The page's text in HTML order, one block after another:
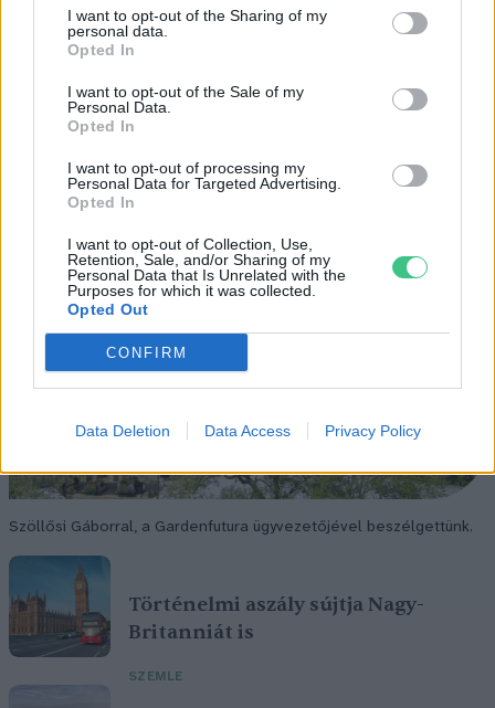
I want to opt-out of the Sharing of my
personal data.
Opted In
I want to opt-out of the Sale of my
Personal Data.
Opted In
I want to opt-out of processing my
Personal Data for Targeted Advertising.
Opted In
I want to opt-out of Collection, Use,
Retention, Sale, and/or Sharing of my
Personal Data that Is Unrelated with the
Purposes for which it was collected.
Opted Out
CONFIRM
Data Deletion Data Access Privacy Policy
PODCAST Novák Zsombor 2 perc
Szöllősi Gáborral, a Gardenfutura ügyvezetőjével beszélgettünk.
Történelmi aszály sújtja Nagy-
Britanniát is
SZEMLE